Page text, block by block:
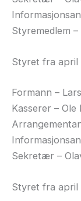
Styremedlem
Styret fra april
Formann –
Kasserer – Ole
Sekretær –
Styret fra april